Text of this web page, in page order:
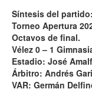
Síntesis del partido:
Torneo Apertura
Octavos de final.
Vélez 0 – 1
Estadio: José
Árbitro: Andrés
VAR: Germán